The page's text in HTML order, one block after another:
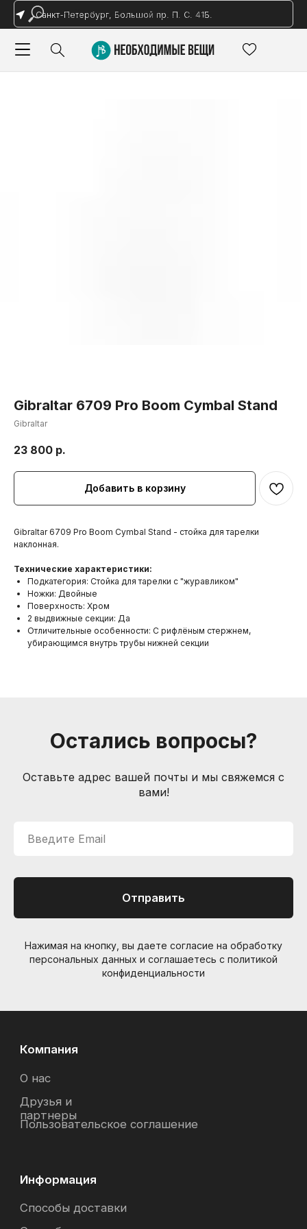
Санкт-Петербург, Большой пр. П. С. 41Б.
Gibraltar 6709 Pro Boom Cymbal Stand
Gibraltar
23 800 р.
Добавить в корзину
Gibraltar 6709 Pro Boom Cymbal Stand - стойка для тарелки
наклонная.
Технические характеристики:
Подкатегория: Стойка для тарелки с "журавликом"
Ножки: Двойные
Поверхность: Хром
2 выдвижные секции: Да
Отличительные особенности: С рифлёным стержнем,
убирающимся внутрь трубы нижней секции
Остались вопросы?
Оставьте адрес вашей почты и мы свяжемся с
вами!
Введите Email
Отправить
Нажимая на кнопку, вы даете согласие на обработку
персональных данных и соглашаетесь c политикой
конфиденциальности
Услуги гитарного мастера
Способы оплаты
Информация
Компания
+7 (905) 257-13-85